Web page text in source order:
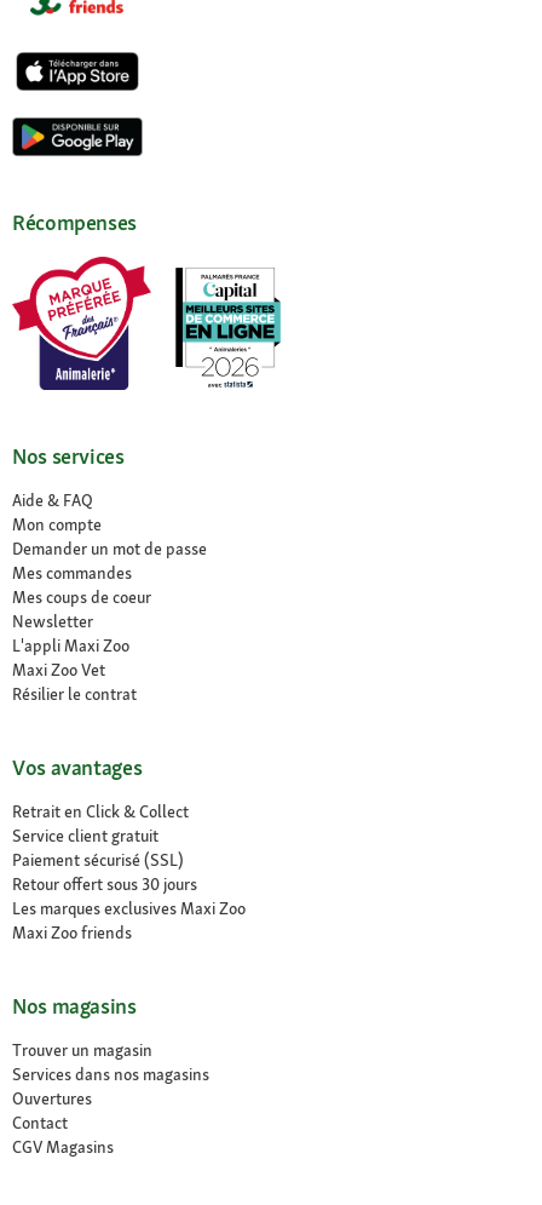
Récompenses
Nos services
Aide & FAQ
Mon compte
Demander un mot de passe
Mes commandes
Mes coups de coeur
Newsletter
L'appli Maxi Zoo
Maxi Zoo Vet
Résilier le contrat
Vos avantages
Retrait en Click & Collect
Service client gratuit
Paiement sécurisé (SSL)
Retour offert sous 30 jours
Les marques exclusives Maxi Zoo
Maxi Zoo friends
Nos magasins
Trouver un magasin
Services dans nos magasins
Ouvertures
Contact
CGV Magasins